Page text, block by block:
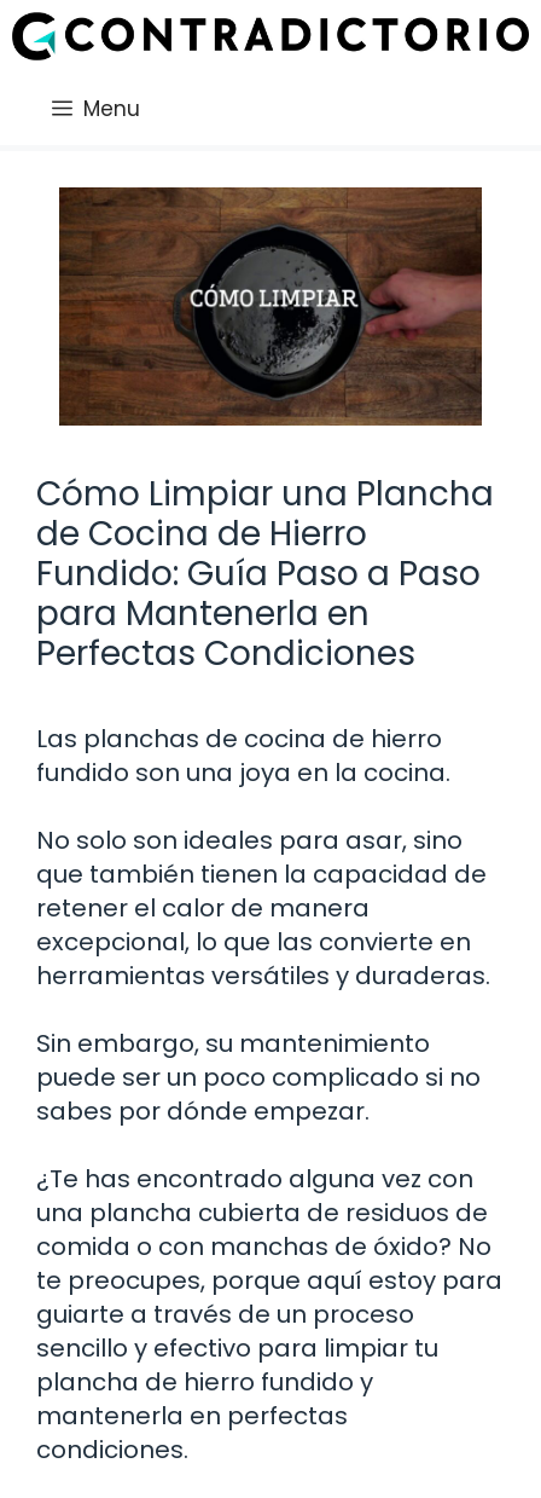
Saltar
al
Menu
Cómo Limpiar una Plancha
de Cocina de Hierro
Fundido: Guía Paso a Paso
para Mantenerla en
Perfectas Condiciones
Las planchas de cocina de hierro
fundido son una joya en la cocina.
No solo son ideales para asar, sino
que también tienen la capacidad de
retener el calor de manera
excepcional, lo que las convierte en
herramientas versátiles y duraderas.
Sin embargo, su mantenimiento
puede ser un poco complicado si no
sabes por dónde empezar.
¿Te has encontrado alguna vez con
una plancha cubierta de residuos de
comida o con manchas de óxido? No
te preocupes, porque aquí estoy para
guiarte a través de un proceso
sencillo y efectivo para limpiar tu
plancha de hierro fundido y
mantenerla en perfectas
condiciones.